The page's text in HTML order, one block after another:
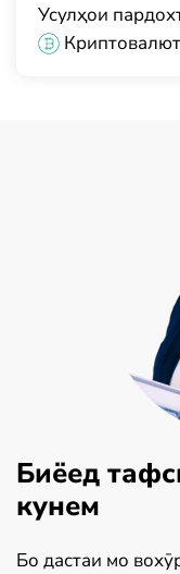
Усулҳои
Биёед
кунем
Бо дастаи мо